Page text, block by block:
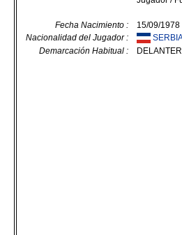
Fecha Nacimiento :
15/09/1978
Nacionalidad del Jugador :
Demarcación Habitual :